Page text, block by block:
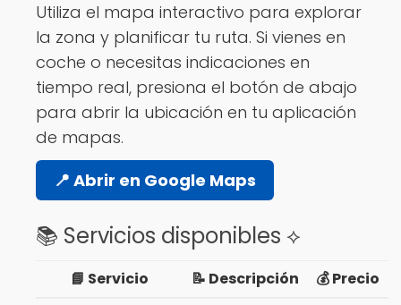
Utiliza el mapa interactivo para explorar
la zona y planificar tu ruta. Si vienes en
coche o necesitas indicaciones en
tiempo real, presiona el botón de abajo
para abrir la ubicación en tu aplicación
de mapas.
📍 Abrir en Google Maps
📚 Servicios disponibles ⟡
📘 Servicio 📝 Descripción
💰 Precio